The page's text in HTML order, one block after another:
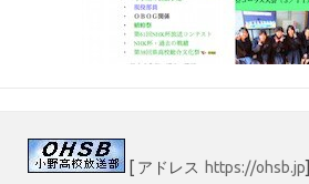
[ アドレス https://ohsb.jp]